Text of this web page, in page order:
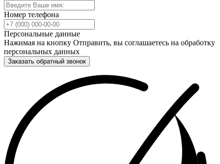
Номер телефона
Персональные данные
Нажимая на кнопку Отправить, вы соглашаетесь на обработку
персональных данных
Заказать обратный звонок